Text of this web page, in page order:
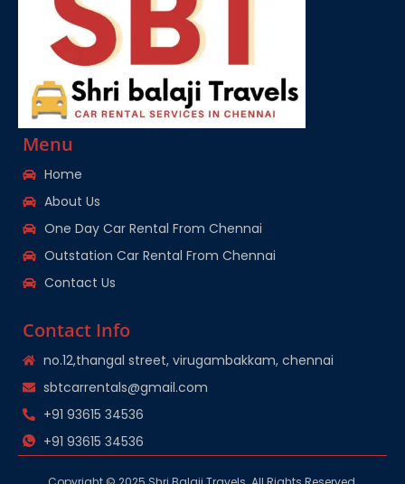
Menu
Home
About Us
One Day Car Rental From Chennai
Outstation Car Rental From Chennai
Contact Us
Contact Info
no.12,thangal street, virugambakkam, chennai
sbtcarrentals@gmail.com
+91 93615 34536
+91 93615 34536